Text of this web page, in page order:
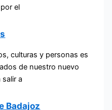
el
culturas y personas es
de nuestro nuevo
a
Badajoz